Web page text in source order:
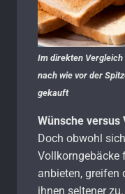
Im direkten
nach wie vor der
gekauft
Wünsche versus
Doch obwohl
Vollkorngebäcke
anbieten, greifen
ihnen seltener